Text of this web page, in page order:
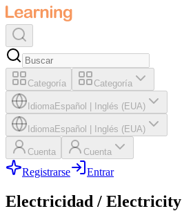
Categoría Categoría
IdiomaEspañol Inglés (EUA)
IdiomaEspañol Inglés (EUA)
Cuenta Cuenta
Registrarse Entrar
Electricidad / Electricity